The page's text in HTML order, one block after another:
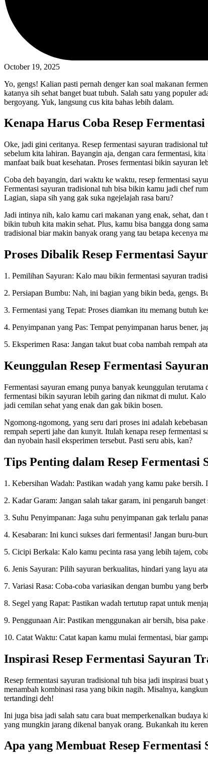
October 19, 2025
Yo, gengs! Kalian pasti pernah denger kan soal makanan
katanya sih sehat banget buat tubuh. Salah satu yang populer
bergoyang. Yuk, langsung cus kita bahas lebih dalam.
Kenapa Harus Coba Resep
Oke, jadi gini ceritanya. Resep fermentasi sayuran tradisional
sebelum kita lahiran. Bayangin aja, dengan cara fermentasi,
manfaat baik buat kesehatan. Proses fermentasi bikin sayuran
Coba deh bayangin, dari waktu ke waktu, resep fermentasi
Fermentasi sayuran tradisional tuh bisa bikin kamu jadi chef
Lagian, siapa sih yang gak suka ngejelajah rasa baru?
Jadi intinya nih, kalo kamu cari makanan yang enak, sehat,
bikin tubuh kita makin sehat. Plus, kamu bisa bangga dong
tradisional biar makin banyak orang yang tau betapa kecenya
Proses Dibalik Resep Fermentasi
1. Pemilihan Sayuran: Kalo mau bikin fermentasi sayuran
2. Persiapan Bumbu: Nah, ini bagian yang bikin beda, gengs.
3. Fermentasi yang Tepat: Proses diamkan itu memang butuh
4. Penyimpanan yang Pas: Tempat penyimpanan harus bener,
5. Eksperimen Rasa: Jangan takut buat coba nambah rempah
Keunggulan Resep Fermentasi
Fermentasi sayuran emang punya banyak keunggulan
fermentasi bikin sayuran lebih garing dan nikmat di mulut.
jadi cemilan sehat yang enak dan gak bikin bosen.
Ngomong-ngomong, yang seru dari proses ini adalah
rempah seperti jahe dan kunyit. Itulah kenapa resep fermentasi
dan nyobain hasil eksperimen tersebut. Pasti seru abis, kan?
Tips Penting dalam Resep Fermentasi
1. Kebersihan Wadah: Pastikan wadah yang kamu pake
2. Kadar Garam: Jangan salah takar garam, ini pengaruh banget
3. Suhu Penyimpanan: Jaga suhu penyimpanan gak terlalu
4. Kesabaran: Ini kunci sukses dari fermentasi! Jangan buru-
5. Cicipi Berkala: Kalo kamu pecinta rasa yang lebih tajem,
6. Jenis Sayuran: Pilih sayuran berkualitas, hindari yang layu
7. Variasi Rasa: Coba-coba variasikan dengan bumbu yang
8. Segel yang Rapat: Pastikan wadah tertutup rapat untuk
9. Penggunaan Air: Pastikan menggunakan air bersih, bisa
10. Catat Waktu: Catat kapan kamu mulai fermentasi, biar
Inspirasi Resep Fermentasi Sayuran
Resep fermentasi sayuran tradisional tuh bisa jadi inspirasi
menambah kombinasi rasa yang bikin nagih. Misalnya,
tertandingi deh!
Ini juga bisa jadi salah satu cara buat memperkenalkan budaya
yang mungkin jarang dikenal banyak orang. Bukankah itu
Apa yang Membuat Resep